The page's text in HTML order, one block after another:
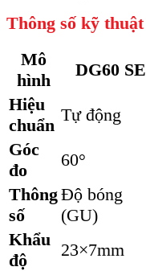
Thông số kỹ thuật
Mô
hình
DG60 SE
Hiệu
chuẩn
Tự động
Góc
đo
60°
Thông
số
Độ bóng
(GU)
Khẩu
độ
23×7mm